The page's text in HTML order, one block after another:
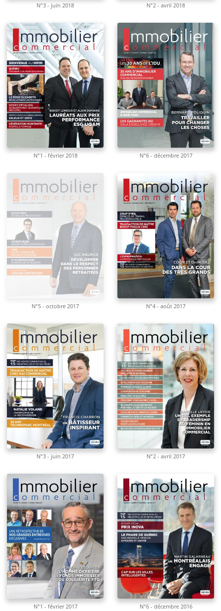
N°3 - juin 2018 N°2 - avril 2018
N°1 - février 2018 N°6 - décembre 2017
N°5 - octobre 2017 N°4 - août 2017
N°3 - juin 2017 N°2 - avril 2017
N°1 - février 2017 N°6 - décembre 2016